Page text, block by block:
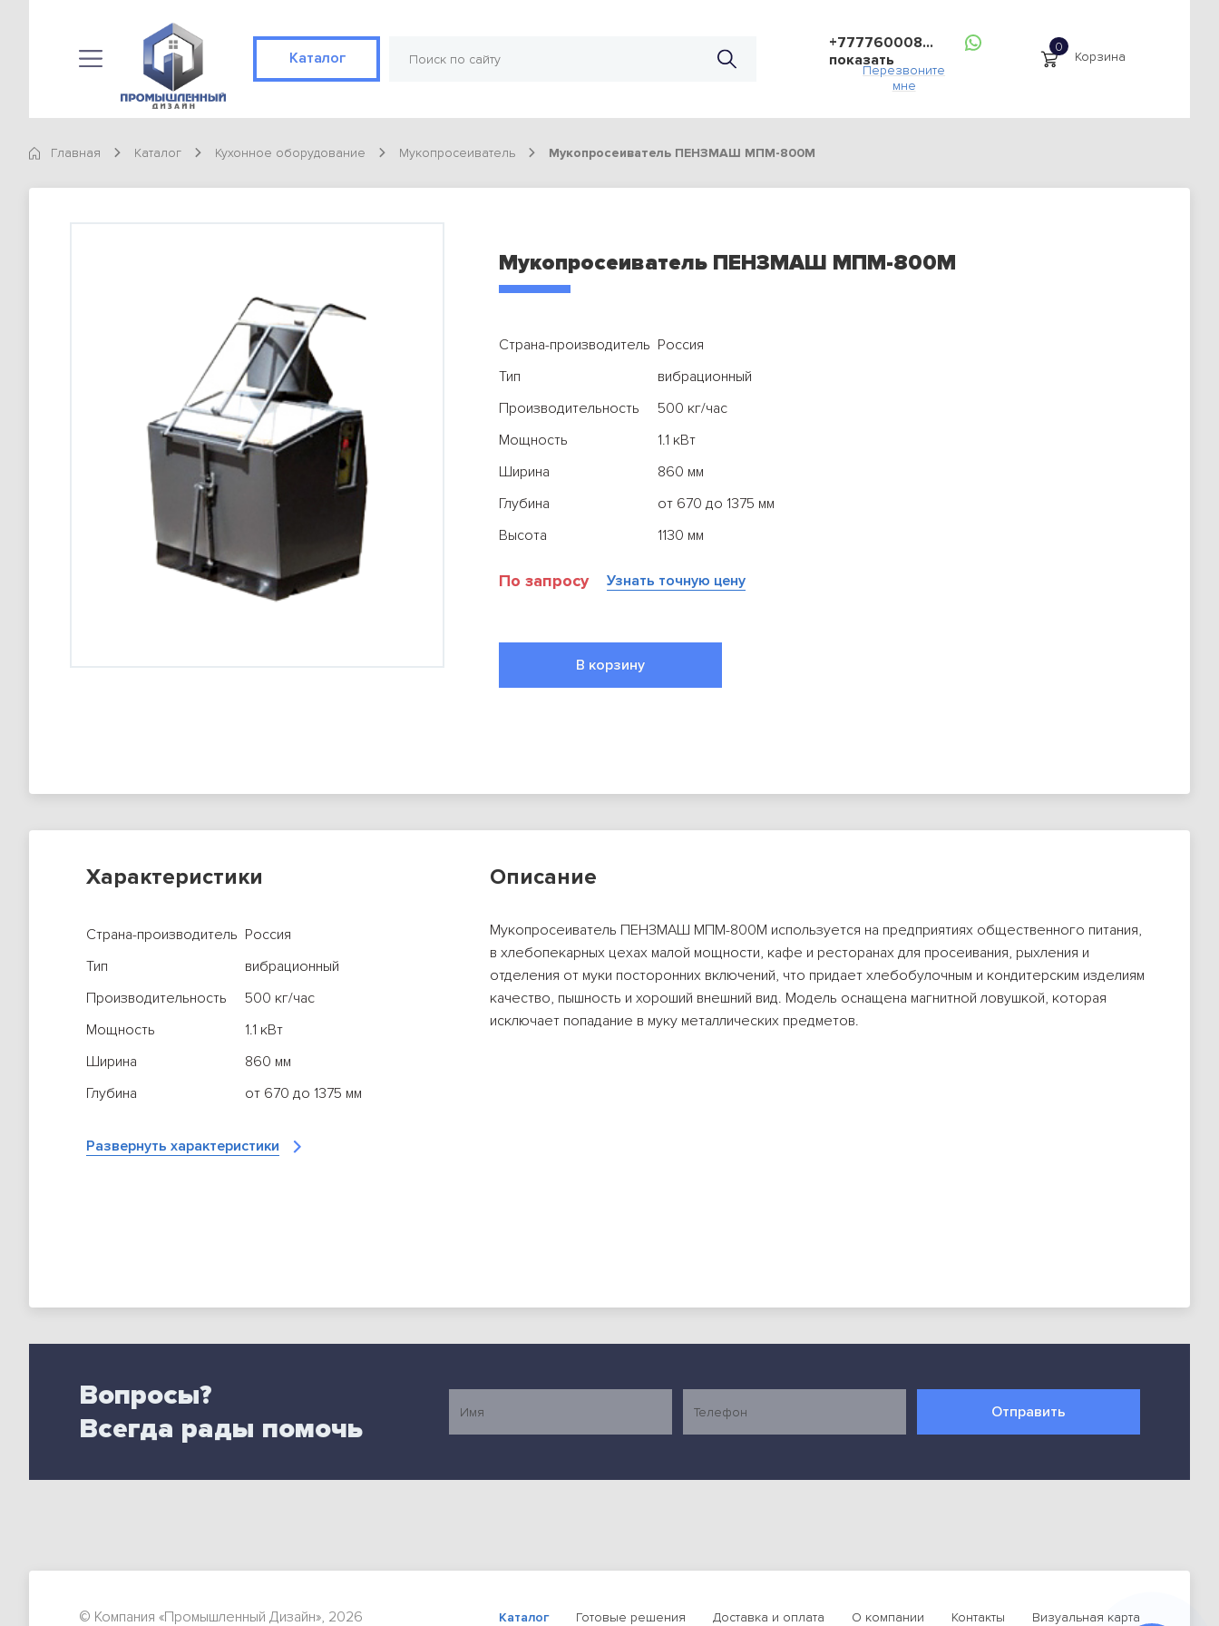
Каталог
+777760008...
показать
Перезвоните
мне
Корзина
Каталог
Готовые решения
Конвекционная печь Abat КЭП-4П
Конвекционная печь Abat КЭП-4П
98 900 тг
Конвекционная печь Abat КЭП-4П
Главная Каталог Кухонное оборудование Мукопросеиватель Мукопросеиватель ПЕНЗМАШ МПМ-800М
Мукопросеиватель ПЕНЗМАШ МПМ-800М
Страна-производитель Россия
Тип
вибрационный
Производительность
500 кг/час
Мощность
1.1 кВт
Ширина
860 мм
Глубина
от 670 до 1375 мм
Высота
1130 мм
По запросу Узнать точную цену
В корзину
Характеристики
Страна-производитель Россия
Тип
вибрационный
Производительность
500 кг/час
Мощность
1.1 кВт
Ширина
860 мм
Глубина
от 670 до 1375 мм
Вес (без упаковки)
155 кг
Развернуть характеристики
Описание
Мукопросеиватель ПЕНЗМАШ МПМ-800М используется на предприятиях общественного питания,
в хлебопекарных цехах малой мощности, кафе и ресторанах для просеивания, рыхления и
отделения от муки посторонних включений, что придает хлебобулочным и кондитерским изделиям
качество, пышность и хороший внешний вид. Модель оснащена магнитной ловушкой, которая
исключает попадание в муку металлических предметов.
Вопросы?
Всегда рады помочь
Отправить
© Компания «Промышленный Дизайн», 2026 Каталог Готовые решения Доставка и оплата О компании Контакты Визуальная карта